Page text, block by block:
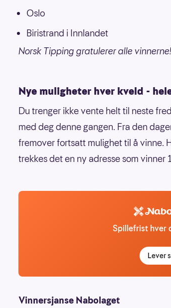
Oslo
Biristrand i Innlandet
Norsk Tipping gratulerer alle vinnerne!
Nye muligheter hver kveld -
Du trenger ikke vente helt til neste
med deg denne gangen. Fra den
fremover fortsatt mulighet til å vinne.
trekkes det en ny adresse som vinner
Spillefrist hver
Lever
Vinnersjanse Nabolaget